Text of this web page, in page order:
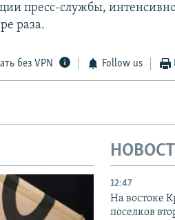
пресс-службы,
раза.
без VPN Follow us
12:47
На востоке
поселков